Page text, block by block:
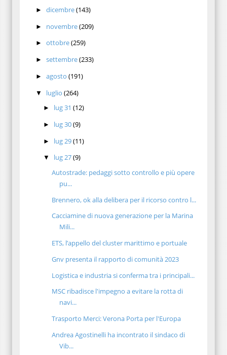
► dicembre(143)
► novembre(209)
► ottobre(259)
► settembre(233)
► agosto (191)
▼ luglio (264)
► lug 31(12)
► lug 30(9)
► lug 29(11)
▼ lug 27(9)
Autostrade: pedaggi sotto controllo e più opere
pu...
Brennero, ok alla delibera per il ricorso contro l...
Cacciamine di nuova generazione per la Marina
Mili...
ETS, l’appello del cluster marittimo e portuale
Gnv presenta il rapporto di comunità 2023
Logistica e industria si conferma tra i principali...
MSC ribadisce l'impegno a evitare la rotta di
navi...
Trasporto Merci: Verona Porta per l'Europa
Andrea Agostinelli ha incontrato il sindaco di
Vib...